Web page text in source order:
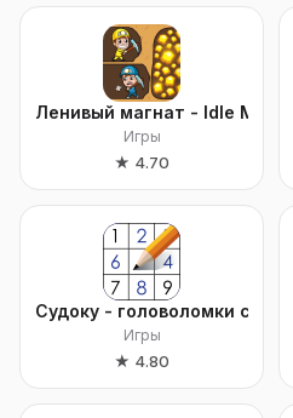
Ленивый магнат - Idle Miner
Игры
★ 4.70
Судоку - головоломки судоку
Игры
★ 4.80